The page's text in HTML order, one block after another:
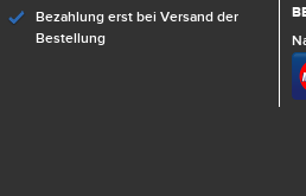
Bezahlung erst bei Versand der
Bestellung